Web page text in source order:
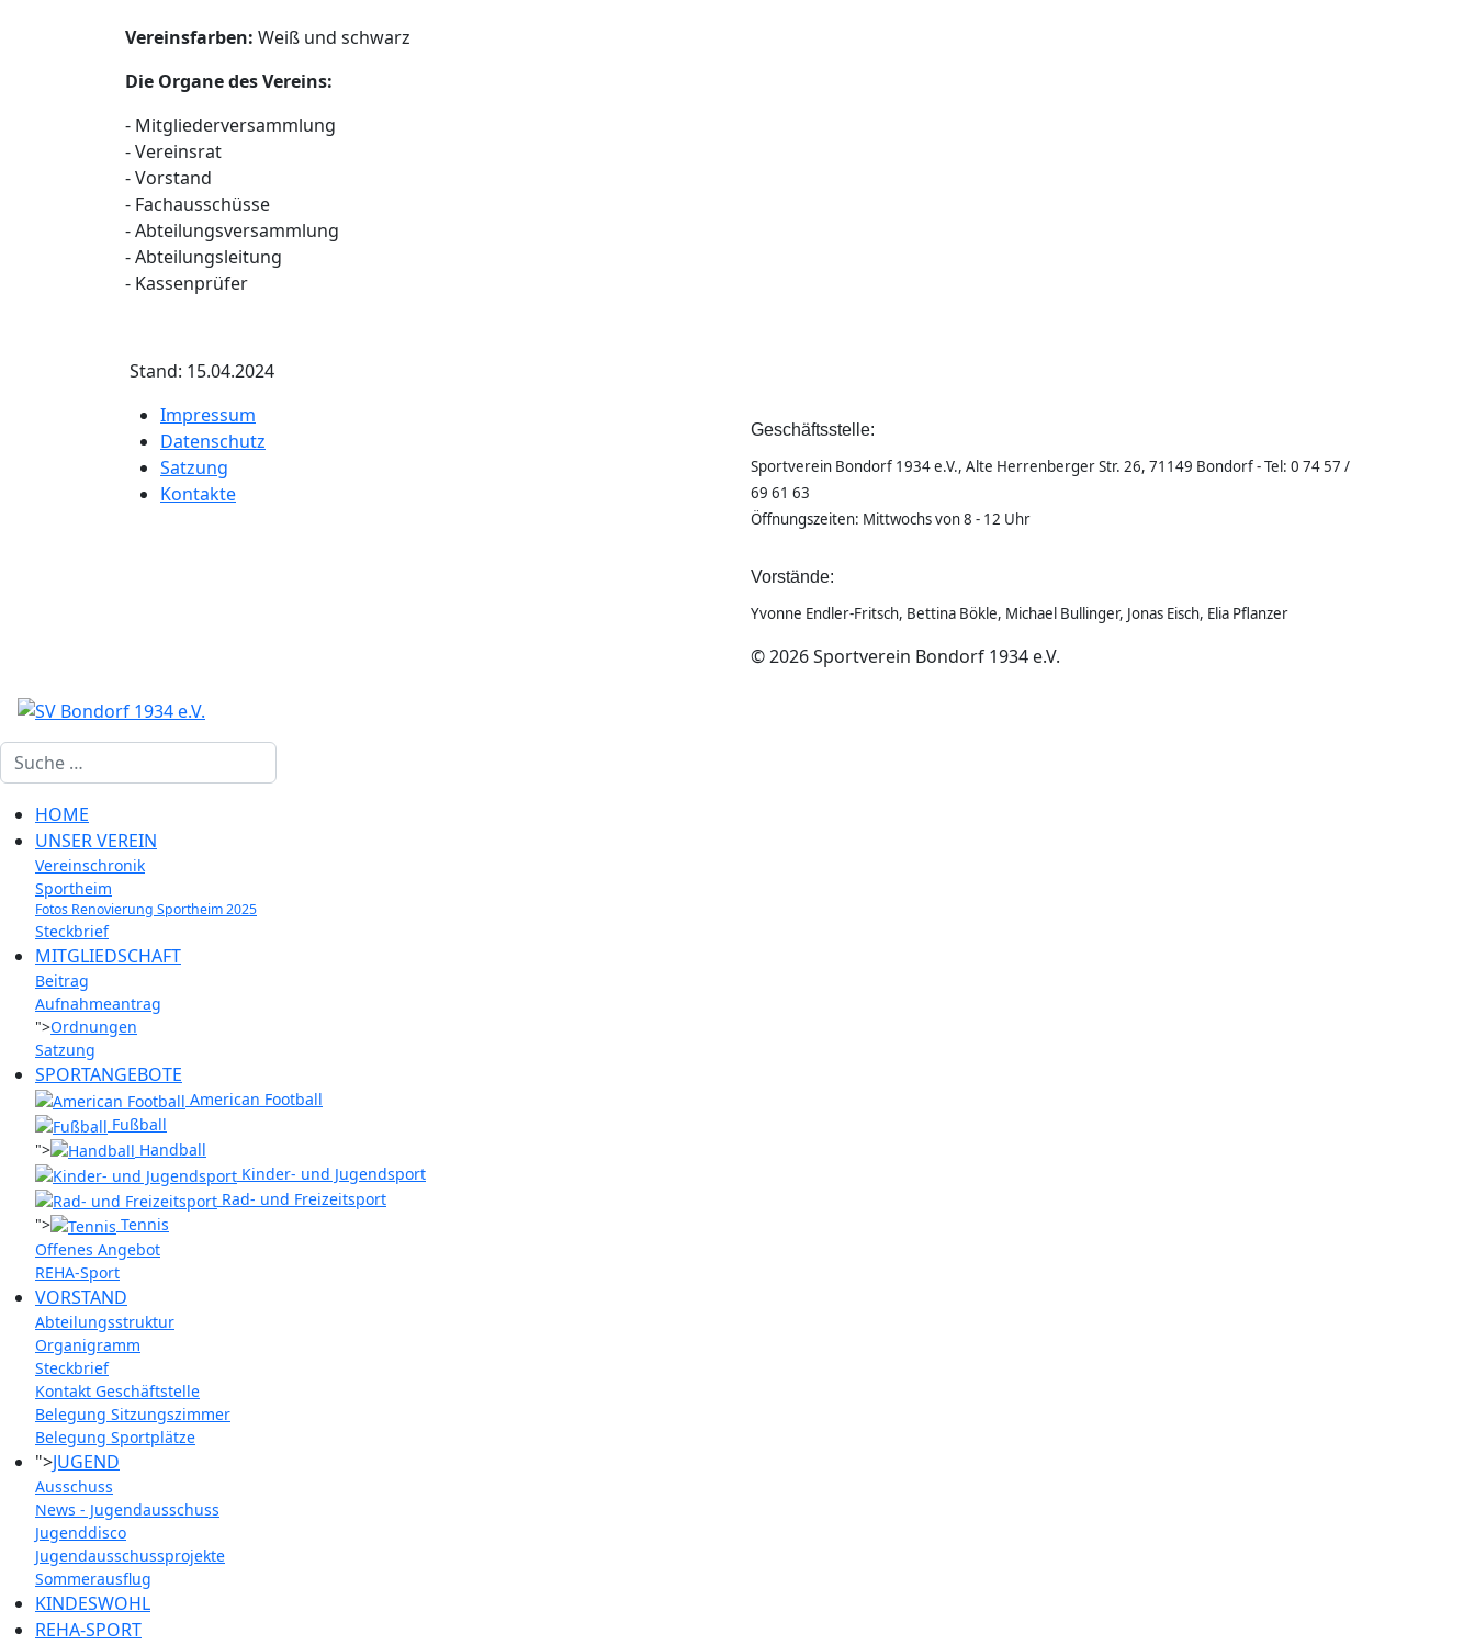
Vereinsfarben: Weiß und schwarz
Die Organe des Vereins:
- Mitgliederversammlung
- Vereinsrat
- Vorstand
- Fachausschüsse
- Abteilungsversammlung
- Abteilungsleitung
- Kassenprüfer
Stand: 15.04.2024
Impressum
Datenschutz
Satzung
Kontakte
Geschäftsstelle:
Sportverein Bondorf 1934 e.V., Alte Herrenberger Str. 26, 71149 Bondorf - Tel: 0 74 57 /
69 61 63
Öffnungszeiten: Mittwochs von 8 - 12 Uhr
Vorstände:
Yvonne Endler-Fritsch, Bettina Bökle, Michael Bullinger, Jonas Eisch, Elia Pflanzer
© 2026 Sportverein Bondorf 1934 e.V.
Suchen
HOME
UNSER VEREIN
Vereinschronik
Sportheim
Fotos Renovierung Sportheim 2025
Steckbrief
MITGLIEDSCHAFT
Beitrag
Aufnahmeantrag
">Ordnungen
Satzung
SPORTANGEBOTE
American Football
Fußball
">
Handball
Kinder- und Jugendsport
Rad- und Freizeitsport
">
Tennis
Offenes Angebot
REHA-Sport
VORSTAND
Abteilungsstruktur
Organigramm
Steckbrief
Kontakt Geschäftstelle
Belegung Sitzungszimmer
Belegung Sportplätze
">JUGEND
Ausschuss
News - Jugendausschuss
Jugenddisco
Jugendausschussprojekte
Sommerausflug
KINDESWOHL
REHA-SPORT